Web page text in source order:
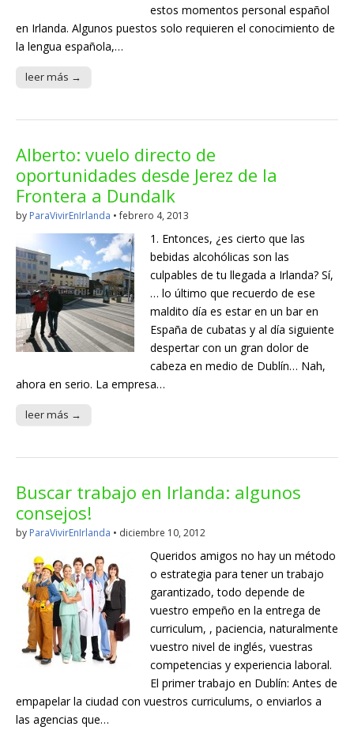
estos momentos personal español
en Irlanda. Algunos puestos solo requieren el conocimiento de
la lengua española,…
leer más →
Alberto: vuelo directo de
oportunidades desde Jerez de la
Frontera a Dundalk
by ParaVivirEnIrlanda •febrero 4, 2013
1. Entonces, ¿es cierto que las
bebidas alcohólicas son las
culpables de tu llegada a Irlanda? Sí,
… lo último que recuerdo de ese
maldito día es estar en un bar en
España de cubatas y al día siguiente
despertar con un gran dolor de
cabeza en medio de Dublín… Nah,
ahora en serio. La empresa…
leer más →
Buscar trabajo en Irlanda: algunos
consejos!
by ParaVivirEnIrlanda • diciembre 10, 2012
Queridos amigos no hay un método
o estrategia para tener un trabajo
garantizado, todo depende de
vuestro empeño en la entrega de
curriculum, , paciencia, naturalmente
vuestro nivel de inglés, vuestras
competencias y experiencia laboral.
El primer trabajo en Dublín: Antes de
empapelar la ciudad con vuestros curriculums, o enviarlos a
las agencias que…